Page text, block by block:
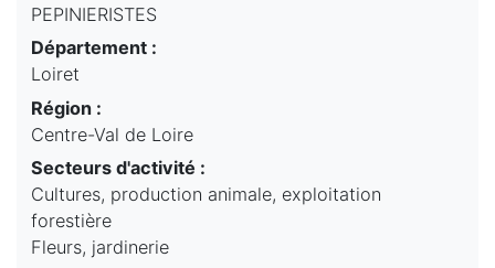
PEPINIERISTES
Département :
Loiret
Région :
Centre-Val de Loire
Secteurs d'activité :
Cultures, production animale, exploitation
forestière
Fleurs, jardinerie